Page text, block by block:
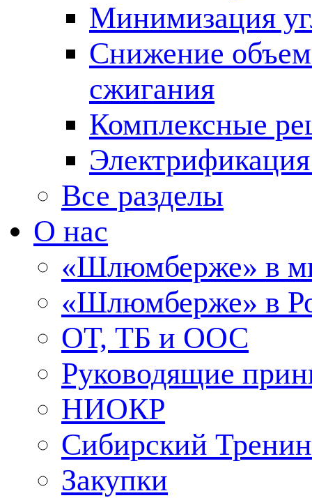
Минимизация
Снижение
сжигания
Комплексные
Все разделы
О нас
«Шлюмберже» в
«Шлюмберже» в
ОТ, ТБ и ООС
Руководящие
НИОКР
Сибирский
Закупки